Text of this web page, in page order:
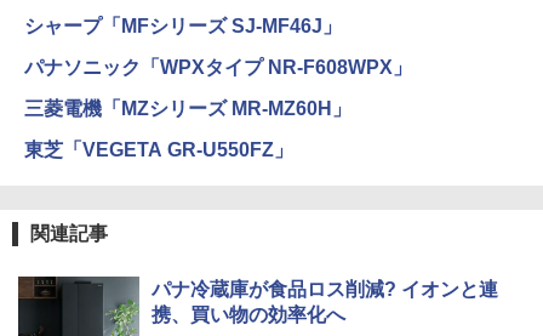
シャープ「MFシリーズ SJ-MF46J」
パナソニック「WPXタイプ NR-F608WPX」
三菱電機「MZシリーズ MR-MZ60H」
東芝「VEGETA GR-U550FZ」
関連記事
パナ冷蔵庫が食品ロス削減? イオンと連
携、買い物の効率化へ